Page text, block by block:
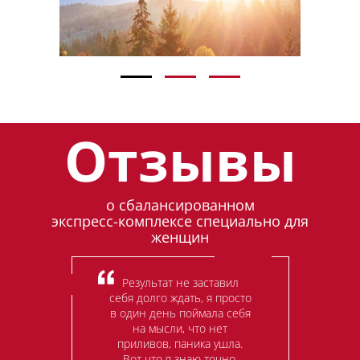
Отзывы
о сбалансированном
экспресс-комплексе специально для
женщин
Результат не заставил
себя долго ждать, я просто
в один день поймала себя
на мысли, что нет
приливов, паника ушла.